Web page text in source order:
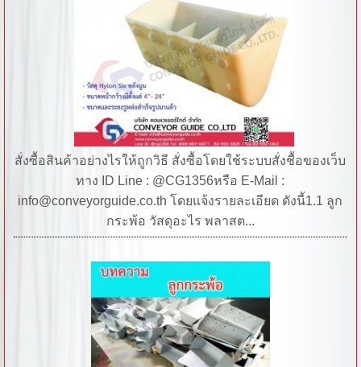
สั่งซื้อสินค้าอย่างไรให้ถูกวิธี สั่งซื้อโดยใช้ระบบสั่งชื้อของเว็บ
ทาง ID Line : @CG1356หรือ E-Mail :
info@conveyorguide.co.th โดยแจ้งรายละเอียด ดังนี้1.1 ลูก
กระพ้อ วัสดุอะไร พลาสต...